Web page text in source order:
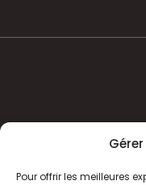
Pour offrir les meilleures